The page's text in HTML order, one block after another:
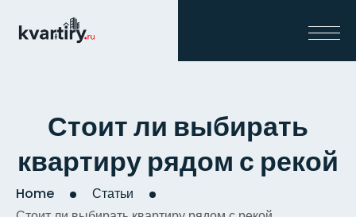
Стоит ли выбирать
квартиру рядом с рекой
Home
Статьи